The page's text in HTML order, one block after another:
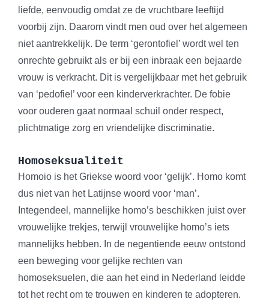
liefde, eenvoudig omdat ze de vruchtbare leeftijd
voorbij zijn. Daarom vindt men oud over het algemeen
niet aantrekkelijk. De term ‘gerontofiel’ wordt wel ten
onrechte gebruikt als er bij een inbraak een bejaarde
vrouw is verkracht. Dit is vergelijkbaar met het gebruik
van ‘pedofiel’ voor een kinderverkrachter. De fobie
voor ouderen gaat normaal schuil onder respect,
plichtmatige zorg en vriendelijke discriminatie.
Homoseksualiteit
Homoio is het Griekse woord voor ‘gelijk’. Homo komt
dus niet van het Latijnse woord voor ‘man’.
Integendeel, mannelijke homo’s beschikken juist over
vrouwelijke trekjes, terwijl vrouwelijke homo’s iets
mannelijks hebben. In de negentiende eeuw ontstond
een beweging voor gelijke rechten van
homoseksuelen, die aan het eind in Nederland leidde
tot het recht om te trouwen en kinderen te adopteren.